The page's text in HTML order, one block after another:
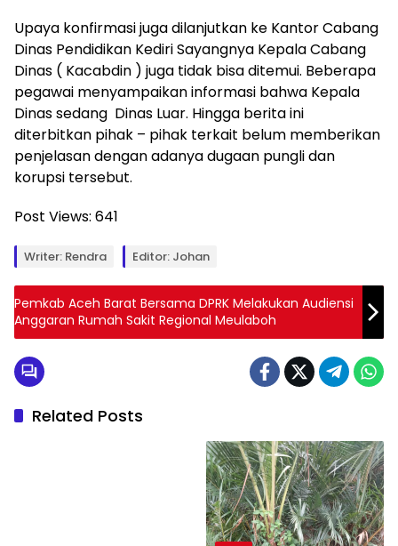
Upaya konfirmasi juga dilanjutkan ke Kantor Cabang
Dinas Pendidikan Kediri Sayangnya Kepala Cabang
Dinas ( Kacabdin ) juga tidak bisa ditemui. Beberapa
pegawai menyampaikan informasi bahwa Kepala
Dinas sedang Dinas Luar. Hingga berita ini
diterbitkan pihak – pihak terkait belum memberikan
penjelasan dengan adanya dugaan pungli dan
korupsi tersebut.
Post Views: 641
Writer: Rendra Editor: Johan
Pemkab Aceh Barat Bersama DPRK Melakukan Audiensi
Anggaran Rumah Sakit Regional Meulaboh
Related Posts